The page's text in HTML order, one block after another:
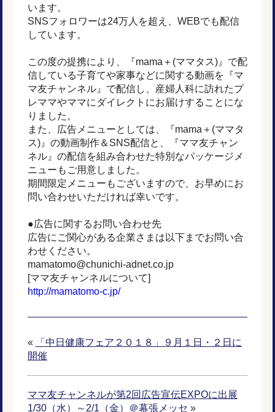
います。
SNSフォロワーは24万人を超え、WEBでも配信
しています。
この度の提携により、『mama＋(ママタス)』で配
信している子育てや家事などに関する動画を『マ
マ友チャンネル』で配信し、産婦人科に訪れたプ
レママやママにダイレクトにお届けすることにな
りました。
また、広告メニューとしては、『mama＋(ママタ
ス)』の動画制作＆SNS配信と、『ママ友チャン
ネル』の配信を組み合わせた特別なパッケージメ
ニューもご用意しました。
期間限定メニューもございますので、お早めにお
問い合わせいただければ幸いです。
●広告に関するお問い合わせ先
広告にご関心がある企業さまは以下までお問い合
わせください。
mamatomo@chunichi-adnet.co.jp
[ママ友チャンネルについて]
http://mamatomo-c.jp/
«
「中日健康フェア２０１８」９月１日・２日に
開催
ママ友チャンネルが第2回広告宣伝EXPOに出展
1/30（水）～2/1（金）＠幕張メッセ »